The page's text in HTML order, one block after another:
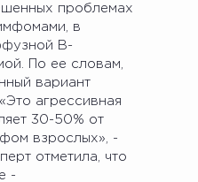
проблемах
в
В-
По ее словам,
вариант
агрессивная
30-50% от
взрослых», -
отметила, что
-